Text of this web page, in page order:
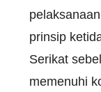
prinsip
Serikat
memenuhi